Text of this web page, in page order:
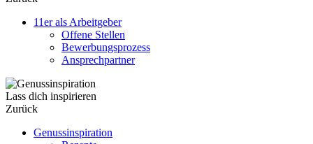
11er als Arbeitgeber
Offene Stellen
Bewerbungsprozess
Ansprechpartner
Lass dich inspirieren
Zurück
Genussinspiration